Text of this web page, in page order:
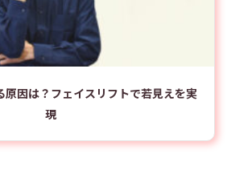
原因は？フェイスリフトで若見えを実
現